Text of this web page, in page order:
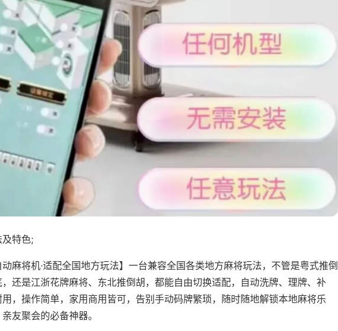
特色;
动麻将机·适配全国地方玩法】一台兼容全国各类地方麻将玩法，不管是粤式推倒
还是江浙花牌麻将、东北推倒胡，都能自由切换适配，自动洗牌、理牌、补
，操作简单，家用商用皆可，告别手动码牌繁琐，随时随地解锁本地麻将乐
友聚会的必备神器。